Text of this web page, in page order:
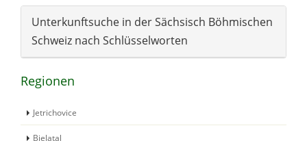
Unterkunftsuche in der Sächsisch Böhmischen
Schweiz nach Schlüsselworten
Regionen
Jetrichovice
Bielatal